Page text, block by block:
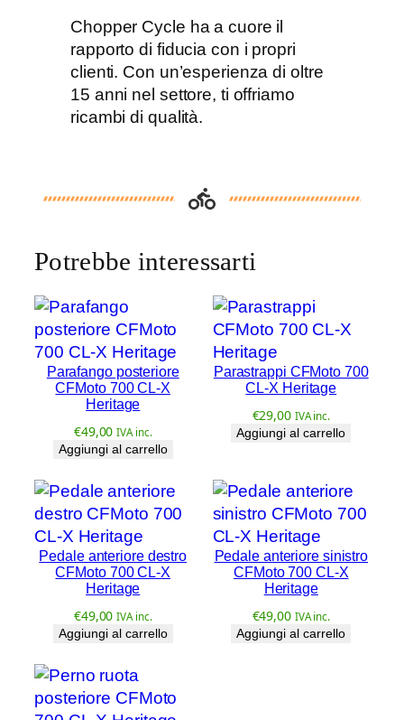
r
i
o
r
e
l
-
a
v
i
d
o
n
a
n
A
m
r
i
a
q
Chopper Cycle ha a cuore il
rapporto di fiducia con i propri
clienti. Con un’esperienza di oltre
15 anni nel settore, ti offriamo
ricambi di qualità.
Potrebbe interessarti
Parafango posteriore
CFMoto 700 CL-X
Heritage
€49,00 IVA inc.
Aggiungi al carrello
Parastrappi CFMoto 700
CL-X Heritage
€29,00 IVA inc.
Aggiungi al carrello
Pedale anteriore destro
CFMoto 700 CL-X
Heritage
€49,00 IVA inc.
Aggiungi al carrello
Pedale anteriore sinistro
CFMoto 700 CL-X
Heritage
€49,00 IVA inc.
Aggiungi al carrello